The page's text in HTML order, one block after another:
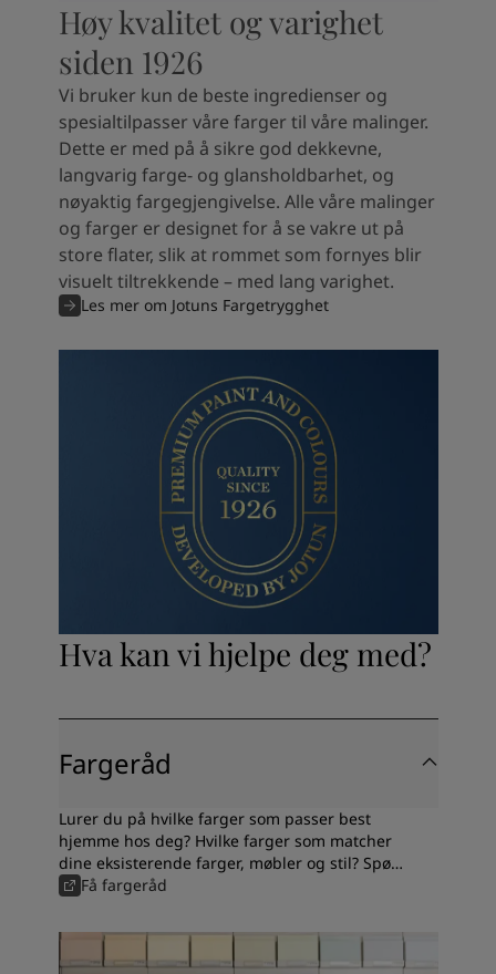
Høy kvalitet og varighet
siden 1926
Vi bruker kun de beste ingredienser og
spesialtilpasser våre farger til våre malinger.
Dette er med på å sikre god dekkevne,
langvarig farge- og glansholdbarhet, og
nøyaktig fargegjengivelse. Alle våre malinger
og farger er designet for å se vakre ut på
store flater, slik at rommet som fornyes blir
visuelt tiltrekkende – med lang varighet.
Les mer om Jotuns Fargetrygghet
Hva kan vi hjelpe deg med?
Fargeråd
Lurer du på hvilke farger som passer best
hjemme hos deg? Hvilke farger som matcher
dine eksisterende farger, møbler og stil? Spør
våre fargeeksperter, få fargeråd og tips til
Få fargeråd